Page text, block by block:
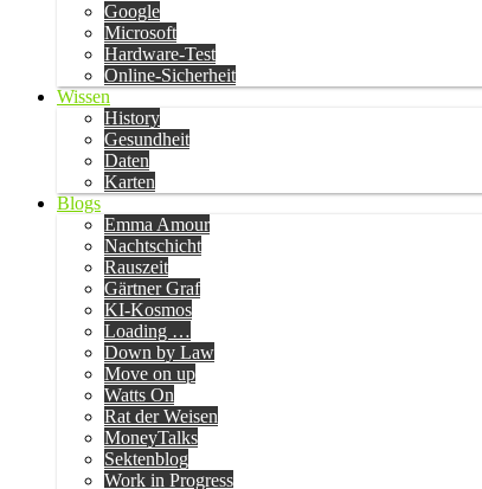
Google
Microsoft
Hardware-Test
Online-Sicherheit
Wissen
History
Gesundheit
Daten
Karten
Blogs
Emma Amour
Nachtschicht
Rauszeit
Gärtner Graf
KI-Kosmos
Loading …
Down by Law
Move on up
Watts On
Rat der Weisen
MoneyTalks
Sektenblog
Work in Progress